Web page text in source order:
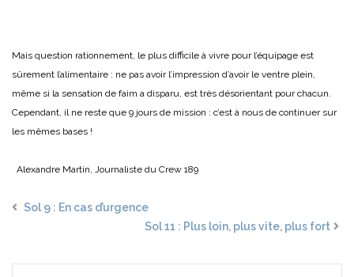
Mais question rationnement, le plus difficile à vivre pour l’équipage est
sûrement l’alimentaire : ne pas avoir l’impression d’avoir le ventre plein,
même si la sensation de faim a disparu, est très désorientant pour chacun.
Cependant, il ne reste que 9 jours de mission : c’est à nous de continuer sur
les mêmes bases !
Alexandre Martin, Journaliste du Crew 189
Sol 9 : En cas d’urgence
Sol 11 : Plus loin, plus vite, plus fort